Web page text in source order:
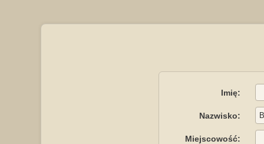
Imię:
Nazwisko:
Miejscowość: